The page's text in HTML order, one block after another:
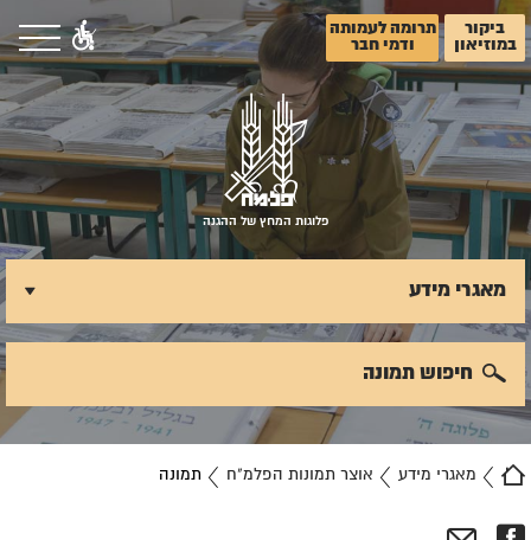
ביקור
במוזיאון
תרומה לעמותה
ודמי חבר
פלוגות המחץ של ההגנה
מאגרי מידע אוצר תמונות הפלמ"ח תמונה
מאגרי מידע
חיפוש תמונה